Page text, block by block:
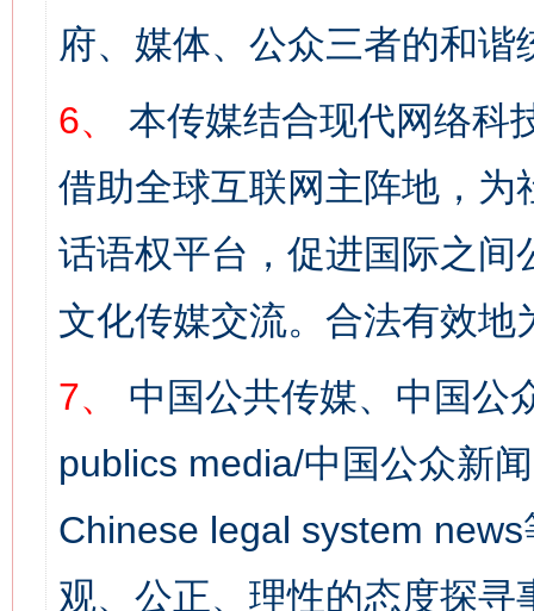
府、媒体、公众三者的和谐
6、
本传媒结合现代网络科
借助全球互联网主阵地，
话语权平台，促进国际之
文化传媒交流。合法有效地
7、
中国公共传媒、中国公
publics media/中国公众新
Chinese legal system
观、公正、理性的态度探寻